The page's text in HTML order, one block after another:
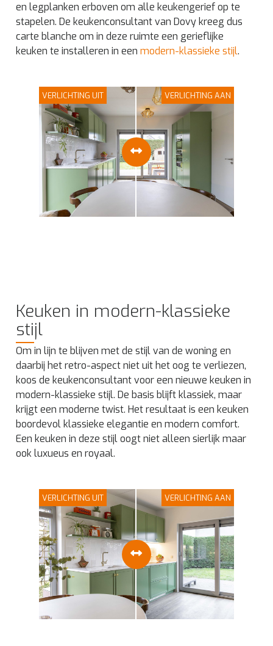
VERLICHTING AAN
VERLICHTING UIT
en legplanken erboven om alle keukengerief op te
stapelen. De keukenconsultant van Dovy kreeg dus
carte blanche om in deze ruimte een gerieflijke
keuken te installeren in eenmodern-klassieke stijl.
Keuken in modern-klassieke
stijl
Om in lijn te blijven met de stijl van de woning en
daarbij het retro-aspect niet uit het oog te verliezen,
koos de keukenconsultant voor een nieuwe keuken in
modern-klassieke stijl. De basis blijft klassiek, maar
krijgt een moderne twist. Het resultaat is een keuken
boordevol klassieke elegantie en modern comfort.
Een keuken in deze stijl oogt niet alleen sierlijk maar
ook luxueus en royaal.
VERLICHTING AAN
VERLICHTING UIT